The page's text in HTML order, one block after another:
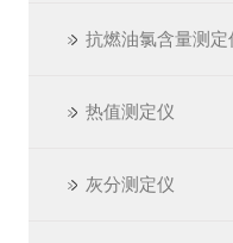
抗燃油氯含量测定
热值测定仪
灰分测定仪